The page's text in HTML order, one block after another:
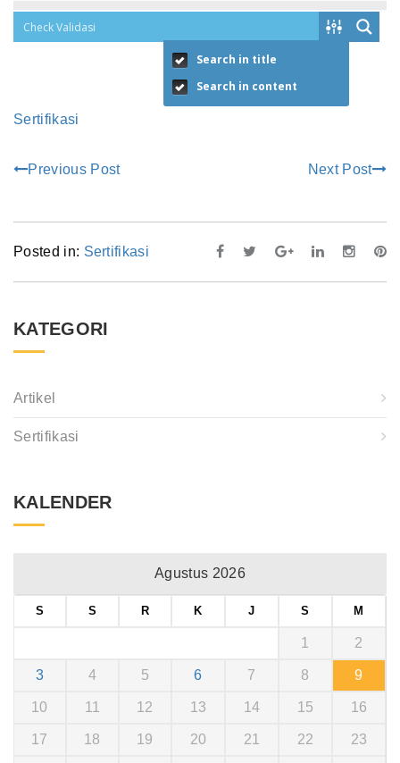
Sertifikasi
Previous Post Next Post
Posted in: Sertifikasi
KATEGORI
Artikel
Sertifikasi
KALENDER
Agustus 2026
S S R K J S M
1 2
3 4 5 6 7 8 9
10 11 12 13 14 15 16
17 18 19 20 21 22 23
Search in title
Search in content